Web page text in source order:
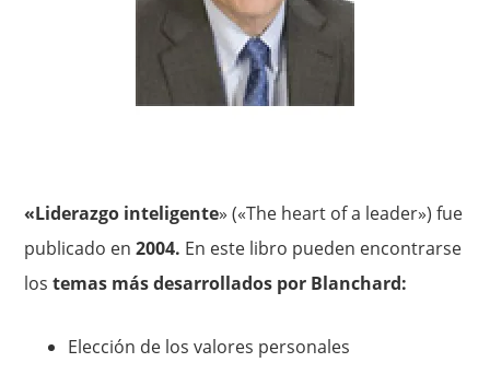
«Liderazgo inteligente» («The heart of a leader») fue
publicado en2004. En este libro pueden encontrarse
los temas más desarrollados por Blanchard:
Elección de los valores personales